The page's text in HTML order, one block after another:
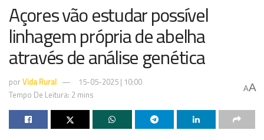
Açores vão estudar possível
linhagem própria de abelha
através de análise genética
porVida Rural
15-05-2025 | 10:00
Tempo De Leitura: 2 mins
AA